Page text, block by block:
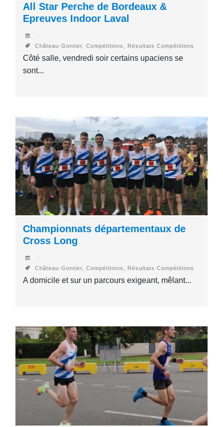
All Star Perche de Bordeaux &
Epreuves Indoor Laval
Château-Gontier, Compétitions, Résultats Compétitions
Côté salle, vendredi soir certains upaciens se
sont...
Championnats départementaux de
Cross Long
Château-Gontier, Compétitions, Résultats Compétitions
A domicile et sur un parcours exigeant, mêlant...